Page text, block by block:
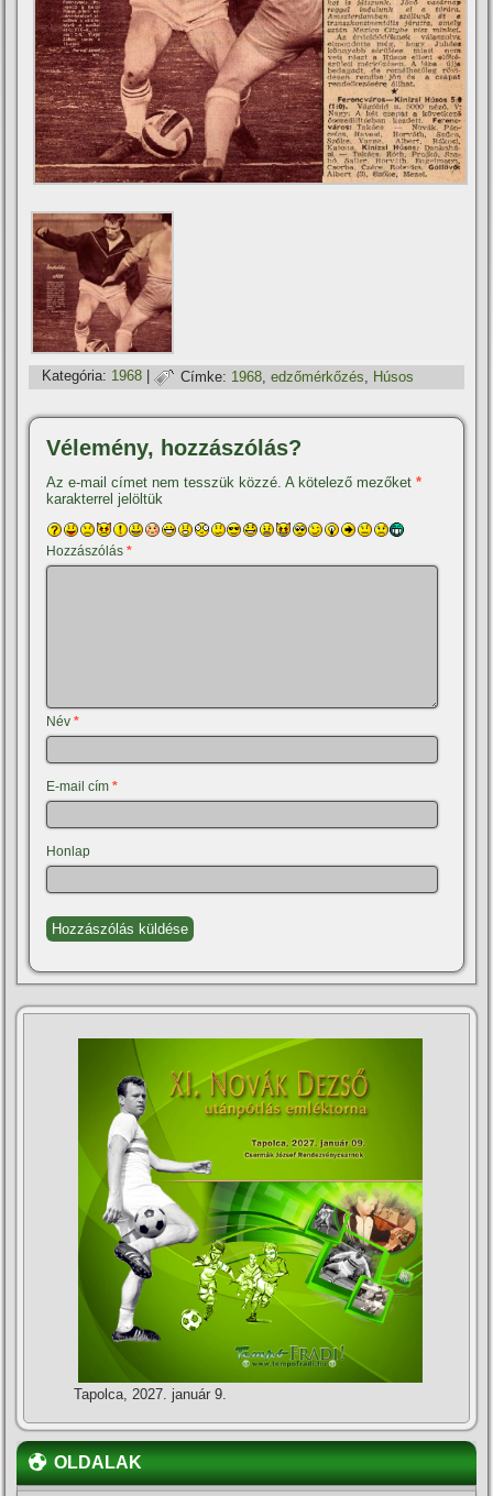
Kategória: 1968 | Címke: 1968 ,edzőmérkőzés Húsos
Vélemény, hozzászólás?
Az e-mail címet nem tesszük közzé. A kötelező mezőket*
karakterrel jelöltük
Hozzászólás*
Név*
E-mail cím*
Honlap
Tapolca, 2027. január 9.
OLDALAK